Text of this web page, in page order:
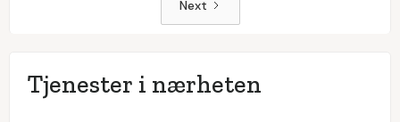
Next
Tjenester i nærheten